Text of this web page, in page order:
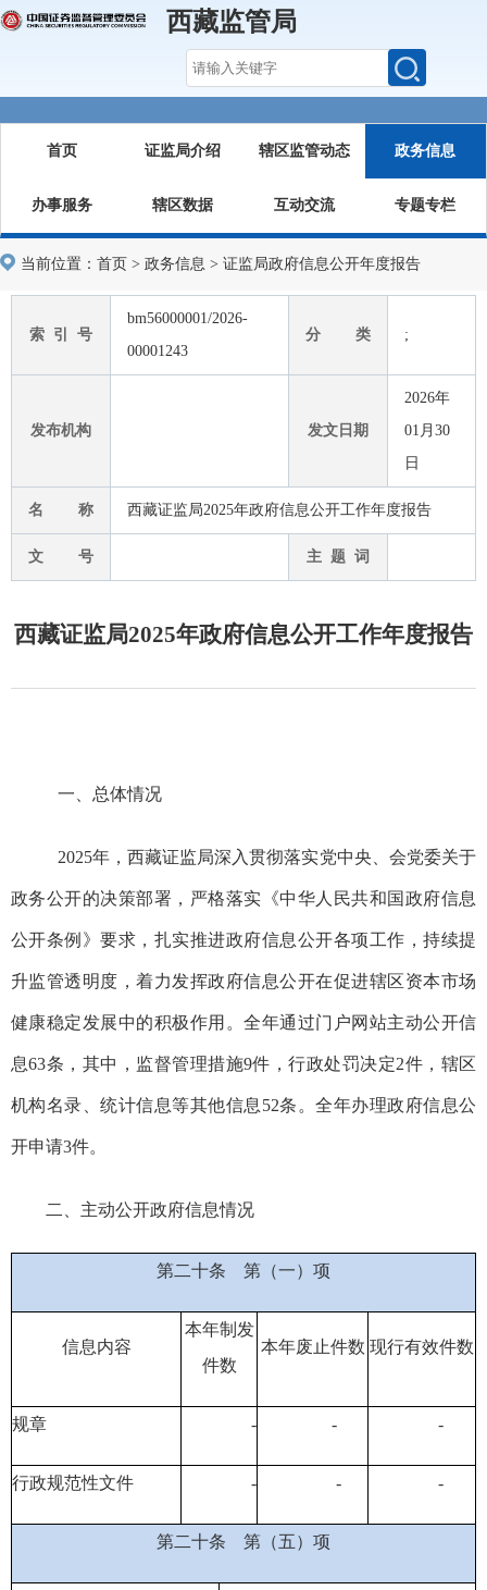
西藏监管局
首页 证监局介绍 辖区监管动态 政务信息
办事服务 辖区数据 互动交流 专题专栏
当前位置： 首页 > 政务信息 > 证监局政府信息公开年度报告
索 引 号
bm56000001/2026-
00001243
分 类 ;
发布机构 发文日期
2026年
01月30
日
名 称 西藏证监局2025年政府信息公开工作年度报告
文 号 主 题 词
西藏证监局2025年政府信息公开工作年度报告
一、总体情况
2025年， 西藏证监局深入贯彻落实党中央、会党委关于
政务公开的决策部署 ， 严格落实《中华人民共和国政府信息
公开条例》要求 ， 扎实推进政府信息公开各项工作 ，持续提
升监管透明度 ，着力发挥政府信息公开在促进辖区资本市场
健康稳定发展中的积极作用。全年通过门户网站主动公开信
息63条 ，其中，监督管理措施9件，行政处罚决定2件，辖区
机构名录、统计信息等其他信息52条。全年办理政府信息公
开申请3件。
二、主动公开政府信息情况
第二十条 第（一）项
信息内容
本年制发
件数
本年废止件数 现行有效件数
规章 - - -
行政规范性文件 - - -
第二十条 第（五）项